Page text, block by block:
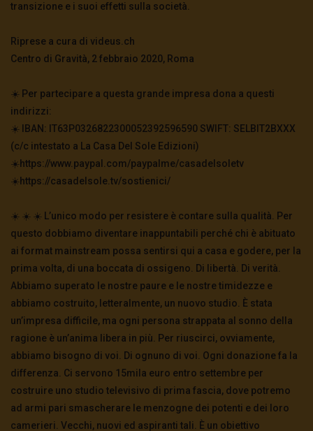
transizione e i suoi effetti sulla società.
Riprese a cura di videus.ch
Centro di Gravità, 2 febbraio 2020, Roma
☀️ Per partecipare a questa grande impresa dona a questi
indirizzi:
☀️ IBAN: IT63P0326822300052392596590 SWIFT: SELBIT2BXXX
(c/c intestato a La Casa Del Sole Edizioni)
☀️https://www.paypal.com/paypalme/casadelsoletv
☀️https://casadelsole.tv/sostienici/
☀️ ☀️ ☀️ L’unico modo per resistere è contare sulla qualità. Per
questo dobbiamo diventare inappuntabili perché chi è abituato
ai format mainstream possa sentirsi qui a casa e godere, per la
prima volta, di una boccata di ossigeno. Di libertà. Di verità.
Abbiamo superato le nostre paure e le nostre timidezze e
abbiamo costruito, letteralmente, un nuovo studio. È stata
un’impresa difficile, ma ogni persona strappata al sonno della
ragione è un’anima libera in più. Per riuscirci, ovviamente,
abbiamo bisogno di voi. Di ognuno di voi. Ogni donazione fa la
differenza. Ci servono 15mila euro entro settembre per
costruire uno studio televisivo di prima fascia, dove potremo
ad armi pari smascherare le menzogne dei potenti e dei loro
camerieri. Vecchi, nuovi ed aspiranti tali. È un obiettivo